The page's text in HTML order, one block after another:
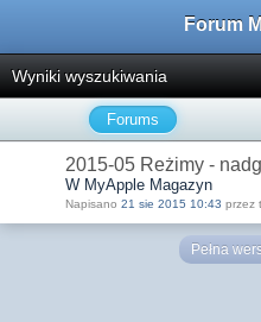
Forum
Wyniki wyszukiwania
Forums
2015-05 Reżimy -
W MyApple Magazyn
Napisano 21 sie 2015 10:43 przez
Pełna